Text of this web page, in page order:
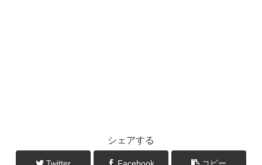
シェアする
Twitter Facebook コピー